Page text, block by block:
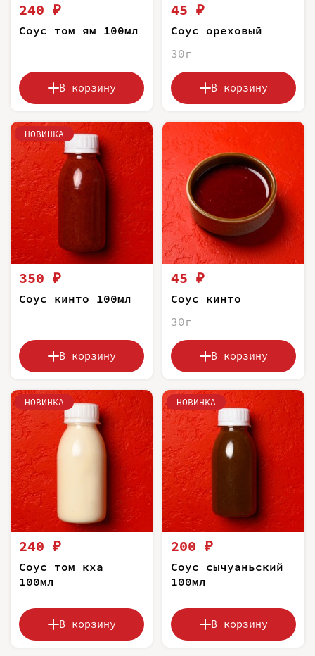
240 ₽
Соус том ям 100мл
В корзину
45 ₽
Соус ореховый
30г
В корзину
НОВИНКА
350 ₽
Соус кинто 100мл
В корзину
45 ₽
Соус кинто
30г
В корзину
НОВИНКА
240 ₽
Соус том кха
100мл
В корзину
НОВИНКА
200 ₽
Соус сычуаньский
100мл
В корзину